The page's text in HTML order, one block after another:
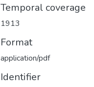
Temporal coverage
1913
Format
application/pdf
Identifier